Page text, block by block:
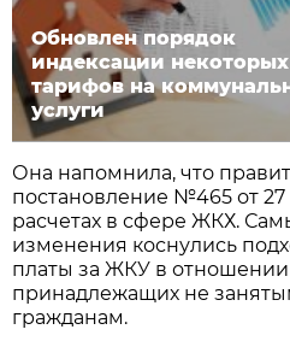
Обновлен порядок
индексации некоторых
тарифов на
услуги
Она напомнила, что
постановление №465 от 27
расчетах в сфере ЖКХ.
изменения коснулись
платы за ЖКУ в
принадлежащих не
гражданам.